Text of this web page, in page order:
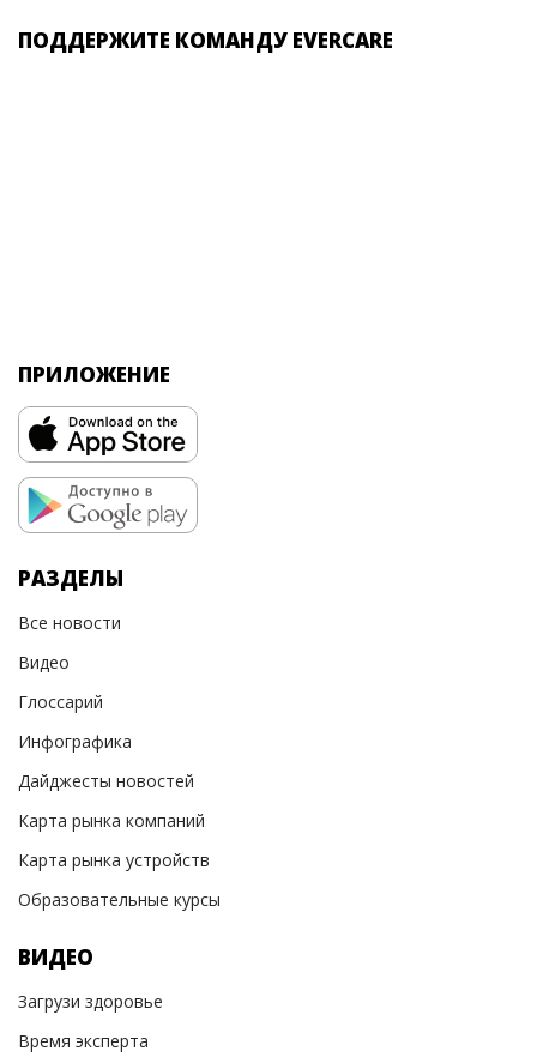
ПОДДЕРЖИТЕ КОМАНДУ EVERCARE
ПРИЛОЖЕНИЕ
РАЗДЕЛЫ
Все новости
Видео
Глоссарий
Инфографика
Дайджесты новостей
Карта рынка компаний
Карта рынка устройств
Образовательные курсы
ВИДЕО
Загрузи здоровье
Время эксперта